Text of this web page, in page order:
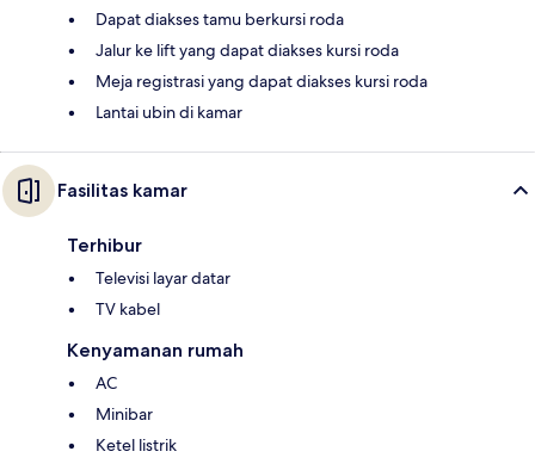
Dapat diakses tamu berkursi roda
Jalur ke lift yang dapat diakses kursi roda
Meja registrasi yang dapat diakses kursi roda
Lantai ubin di kamar
Fasilitas kamar
Terhibur
Televisi layar datar
TV kabel
Kenyamanan rumah
AC
Minibar
Ketel listrik